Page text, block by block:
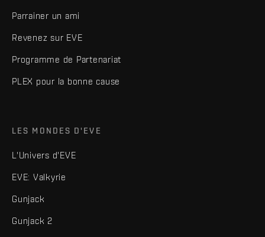
Parrainer un ami
Revenez sur EVE
Programme de Partenariat
PLEX pour la bonne cause
LES MONDES D'EVE
L'Univers d'EVE
EVE: Valkyrie
Gunjack
Gunjack 2